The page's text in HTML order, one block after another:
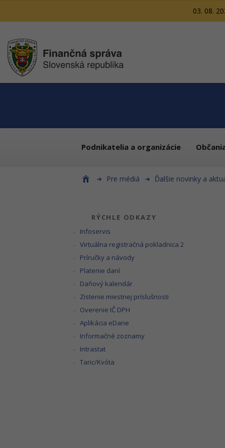
03. 08.
Podnikatelia a organizácie
Pre médiá Ďalšie novinky a
RÝCHLE ODKAZY
Infoservis
Virtuálna registračná pokladnica 2
Príručky a návody
Platenie daní
Daňový kalendár
Zistenie miestnej príslušnosti
Overenie IČ DPH
Aplikácia eDane
Informačné zoznamy
Intrastat
Taric/Kvóta